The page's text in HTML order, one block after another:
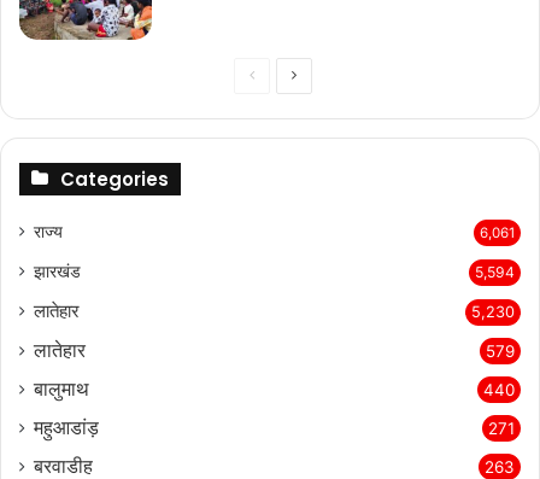
PreviousNext
Categories
राज्‍य 6,061
झारखंड 5,594
लातेहार 5,230
लातेहार 579
बालुमाथ 440
महुआडांड़ 271
बरवाडीह 263